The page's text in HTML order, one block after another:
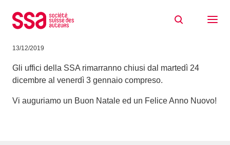
3.1.20
13/12/2019
Gli uffici della SSA rimarranno chiusi dal martedì 24
dicembre al venerdì 3 gennaio compreso.
Vi auguriamo un Buon Natale ed un Felice Anno Nuovo!